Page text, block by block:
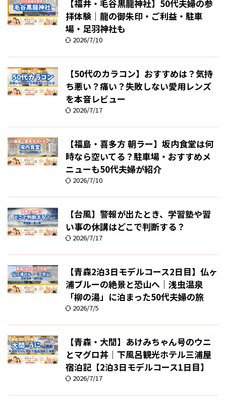
【福井・毛谷黒龍神社】50代夫婦の参
拝体験｜龍の御朱印・ご利益・駐車
場・足羽神社も
2026/7/10
【50代のカラコン】おすすめは？気持
ち悪い？痛い？失敗しない愛用レンズ
を本音レビュー
2026/7/17
【福島・喜多方 朝ラー】坂内食堂は何
時なら空いてる？駐車場・おすすめメ
ニューも50代夫婦が紹介
2026/7/10
【台風】警報が出たとき、学習塾や習
い事の休講はどこで判断する？
2026/7/17
【青森2泊3日モデルコース2日目】仏ヶ
浦ブルーの絶景と恐山へ｜浅虫温泉
「柳の湯」に泊まった50代夫婦の旅
2026/7/5
【青森・大間】あけみちゃん号のウニ
とマグロ丼｜下風呂観光ホテル三浦屋
宿泊記【2泊3日モデルコース1日目】
2026/7/17